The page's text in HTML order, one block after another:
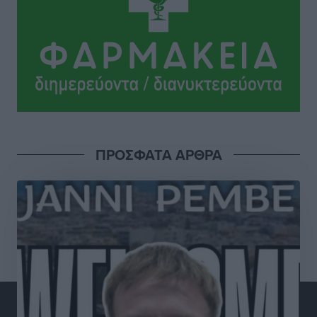
Στην ΑΑΔΕ ο Μητσοτάκης για το myAGRO: «Είναι μια
πολύ σημαντική ημέρα για τον πρωτογενή τομέα»
Ειδήσεις πριν 4 ώρες
Ξενοδοχεία: Ανοδος 10% στον τζίρο με στάσιμες
διανυκτερεύσεις
Ειδήσεις• πριν 4 ώρες
Οι πρώτες εικόνες του νέου Canadair που έρχεται
Ειδήσεις πριν 4 ώρες
ευρώ σε ξενοδοχειακές μονάδες
πριν 4 ώρες
Αυξήθηκαν οι Ελληνες που αποφάσισαν να
διακόψουν το κάπνισμα
ΠΡΟΣΦΑΤΑ ΑΡΘΡΑ